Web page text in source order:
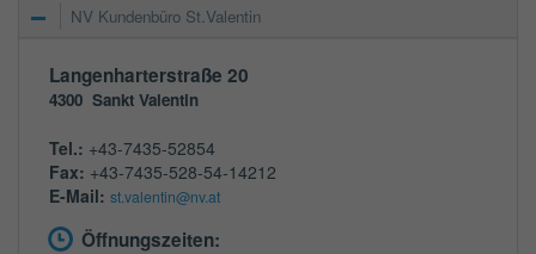
NV Kundenbüro St.Valentin
Langenharterstraße 20
4300 Sankt Valentin
Tel.: +43-7435-52854
Fax: +43-7435-528-54-14212
E-Mail: st.valentin@nv.at
Öffnungszeiten: